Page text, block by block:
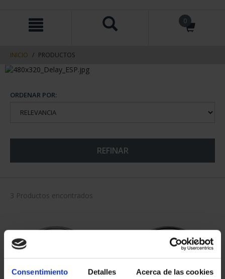
Consentimiento Detalles Acerca de las cookies
contenido
navegacin
0
INICIO PRODUCTOS
ORDENAR POR:
REFINAR
3 Productos encontrados